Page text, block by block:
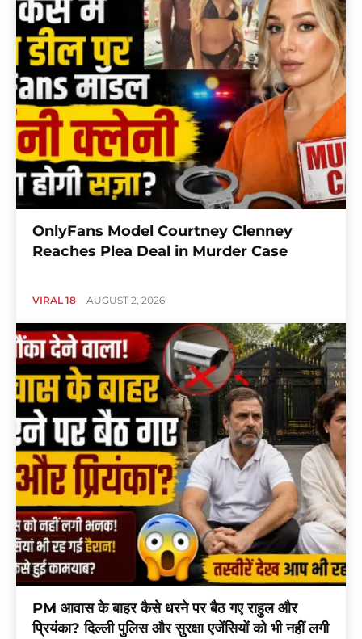
OnlyFans Model Courtney Clenney
Reaches Plea Deal in Murder Case
VIRAL 18 AUGUST 2, 2026
PM आवास के बाहर कैसे धरने पर बैठ गए राहुल और
प्रियंका? दिल्ली पुलिस और सुरक्षा एजेंसियों को भी नहीं लगी